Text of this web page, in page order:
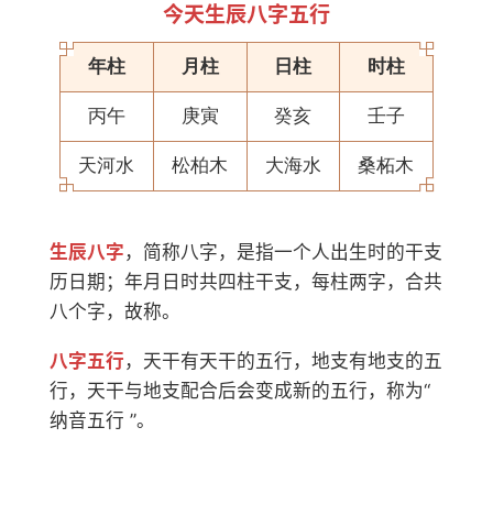
今天生辰八字五行
年柱 月柱 日柱 时柱
丙午 庚寅 癸亥 壬子
天河水 松柏木 大海水 桑柘木
生辰八字 ，简称八字，是指一个人出生时的干支
历日期；年月日时共四柱干支，每柱两字，合共
八个字，故称。
八字五行 ，天干有天干的五行，地支有地支的五
行，天干与地支配合后会变成新的五行，称为“
纳音五行 ”。